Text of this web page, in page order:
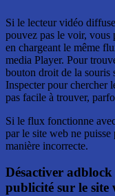
Si le lecteur vidéo
pouvez pas le voir,
en chargeant le même
media Player. Pour
bouton droit de la souris
Inspecter pour chercher
pas facile à trouver,
Si le flux fonctionne
par le site web ne puisse
manière incorrecte.
Désactiver
publicité sur le site